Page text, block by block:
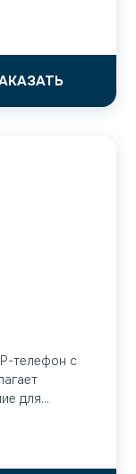
телефон с
для...